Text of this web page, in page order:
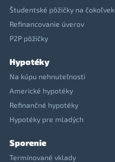
Študentské pôžičky na čokoľvek
Refinancovanie úverov
P2P pôžičky
Hypotéky
Na kúpu nehnuteľnosti
Americké hypotéky
Refinančné hypotéky
Hypotéky pre mladých
Sporenie
Termínované vklady